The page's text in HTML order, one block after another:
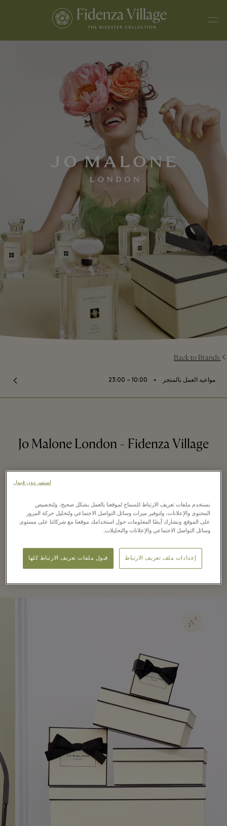
Back to Brands
مواعيد العمل بالمتجر ⬩
10:00 – 23:00
Jo Malone London - Fidenza Village
and lifestyle house, where simplicity and
elegance meet.
قراءة المزيد
1
2
نستخدم ملفات تعريف الارتباط للسماح لموقعنا بالعمل بشكل صحيح، ولتخصيص
المحتوى والإعلانات، ولتوفير ميزات وسائل التواصل الاجتماعي ولتحليل حركة المرور
على الموقع. ونشارك أيضًا المعلومات حول استخدامك موقعنا مع شركائنا على مستوى
وسائل التواصل الاجتماعي والإعلانات والتحليلات.
إعدادات ملف تعريف الارتباط قبول ملفات تعريف الارتباط كلها
استمر دون قبول